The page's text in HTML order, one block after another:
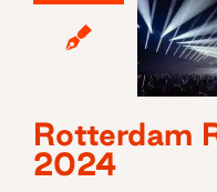
Rotterdam
2024